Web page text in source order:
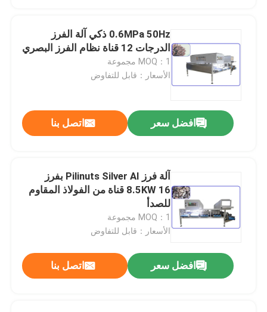
0.6MPa 50Hz ذكي آلة الفرز
الدرجات 12 قناة نظام الفرز البصري
MOQ：1 مجموعة
الأسعار：قابل للتفاوض
افضل سعر اتصل بنا
آلة فرز Pilinuts Silver AI بفرز
8.5KW 16 قناة من الفولاذ المقاوم
للصدأ
MOQ：1 مجموعة
الأسعار：قابل للتفاوض
افضل سعر اتصل بنا